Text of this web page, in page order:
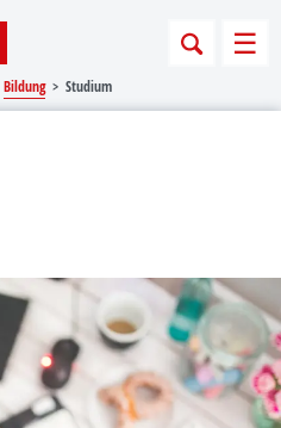
Bildung Studium